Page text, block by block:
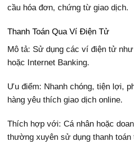
cầu hóa đơn, chứng từ giao dịch.
Thanh Toán Qua Ví Điện Tử
Mô tả: Sử dụng các ví điện tử
hoặc Internet Banking.
Ưu điểm: Nhanh chóng, tiện lợi,
hàng yêu thích giao dịch online.
Thích hợp với: Cá nhân hoặc
thường xuyên sử dụng thanh